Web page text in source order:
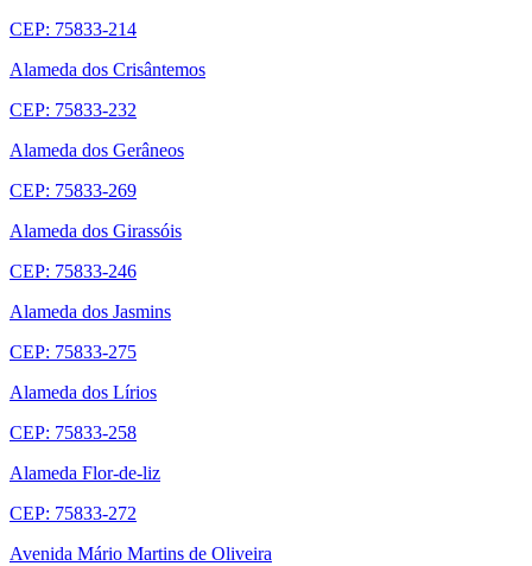
CEP: 75833-214
Alameda dos Crisântemos
CEP: 75833-232
Alameda dos Gerâneos
CEP: 75833-269
Alameda dos Girassóis
CEP: 75833-246
Alameda dos Jasmins
CEP: 75833-275
Alameda dos Lírios
CEP: 75833-258
Alameda Flor-de-liz
CEP: 75833-272
Avenida Mário Martins de Oliveira